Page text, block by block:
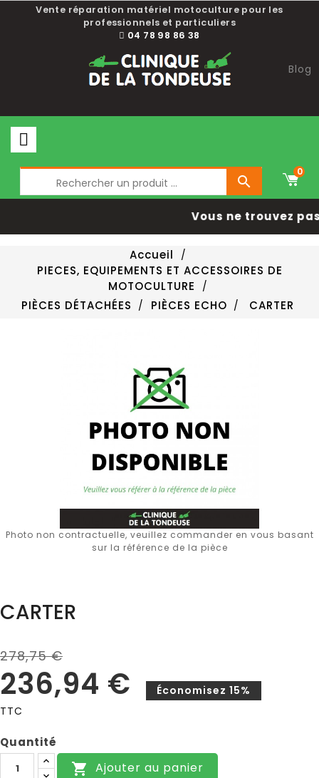
Vente réparation matériel motoculture pour les
professionnels et particuliers
04 78 98 86 38
Blog

0
Vous ne trouvez
Accueil
PIECES, EQUIPEMENTS ET ACCESSOIRES DE
MOTOCULTURE
PIÈCES DÉTACHÉES
PIÈCES ECHO CARTER
Photo non contractuelle, veuillez commander en vous basant
sur la référence de la pièce
CARTER
278,75 €
236,94 €
Économisez 15%
TTC
Quantité
 Ajouter au panier